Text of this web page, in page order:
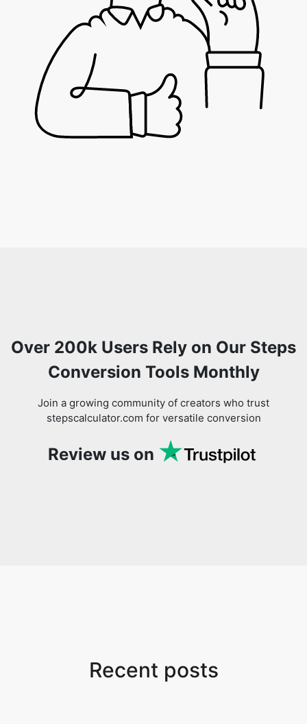
Over 200k Users Rely on Our Steps
Conversion Tools Monthly
Join a growing community of creators who trust
stepscalculator.com for versatile conversion
Review us on
Recent posts